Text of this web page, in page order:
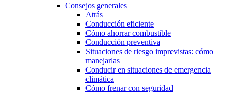
Consejos generales
Atrás
Conducción eficiente
Cómo ahorrar combustible
Conducción preventiva
Situaciones de riesgo imprevistas: cómo
manejarlas
Conducir en situaciones de emergencia
climática
Cómo frenar con seguridad